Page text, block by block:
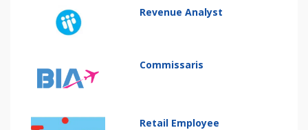
Revenue Analyst
Commissaris
Retail Employee